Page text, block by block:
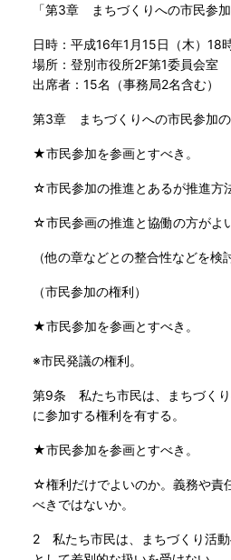
「第3章 まちづくりへの市民参
日時：平成16年1月15日（木）18
場所：登別市役所2F第1委員会室
出席者：15名（事務局2名含む）
第3章 まちづくりへの市民参加
★市民参加を参画とすべき。
☆市民参加の推進とあるが推進方
☆市民参画の推進と協働の方がよ
（他の章などとの整合性などを検
（市民参加の権利）
★市民参加を参画とすべき。
※市民発議の権利。
第9条 私たち市民は、まちづくり
に参加する権利を有する。
★市民参加を参画とすべき。
☆権利だけでよいのか。義務や責
べきではないか。
2 私たち市民は、まちづくり活